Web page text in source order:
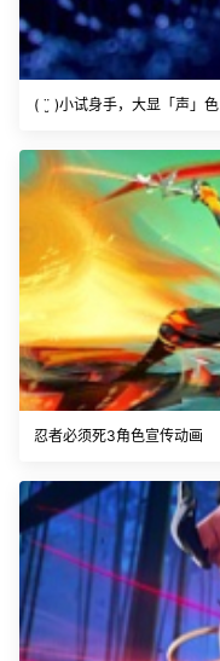
( ¨̮ )小试身手，大显「声」色
忍者必须死3角色宣传动画